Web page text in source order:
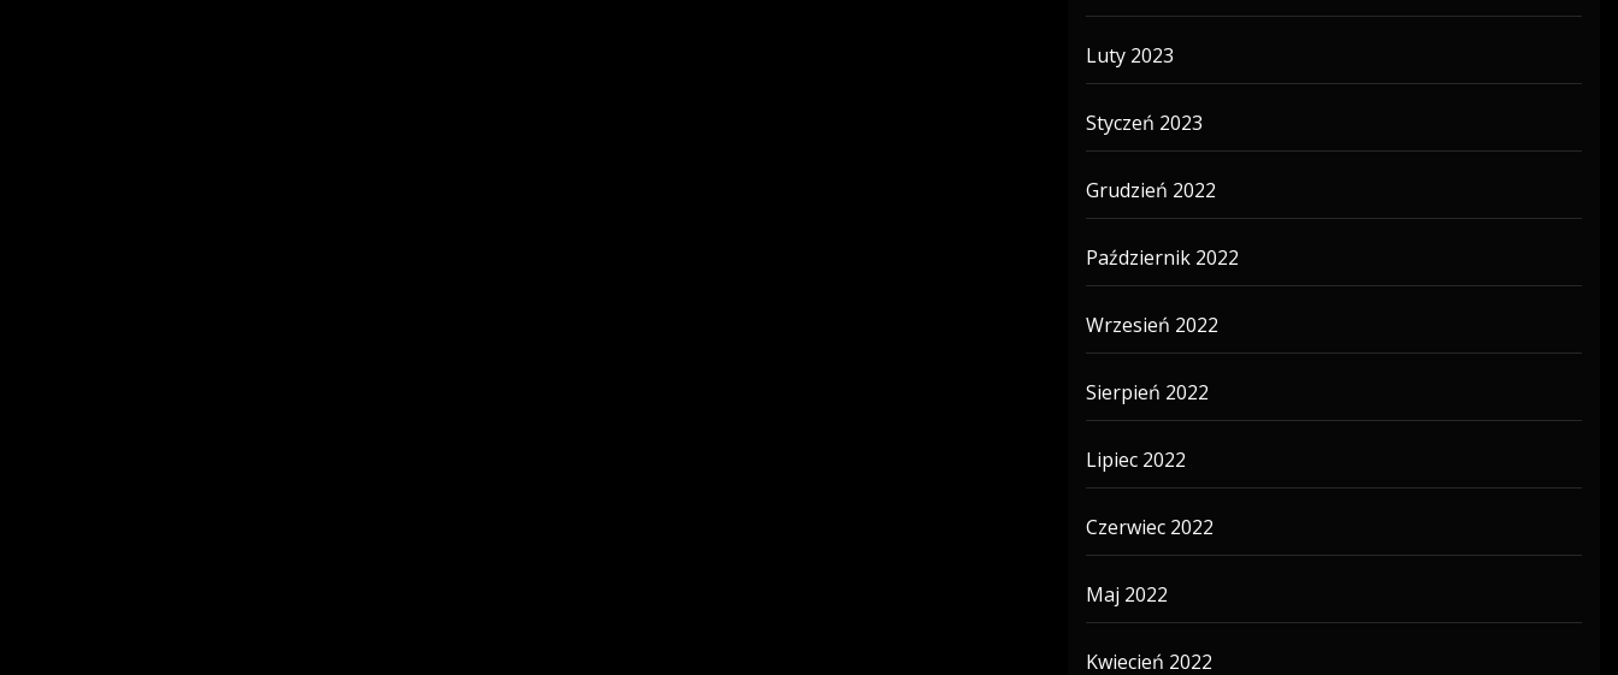
Luty 2023
Styczeń 2023
Grudzień 2022
Październik 2022
Wrzesień 2022
Sierpień 2022
Lipiec 2022
Czerwiec 2022
Maj 2022
Kwiecień 2022